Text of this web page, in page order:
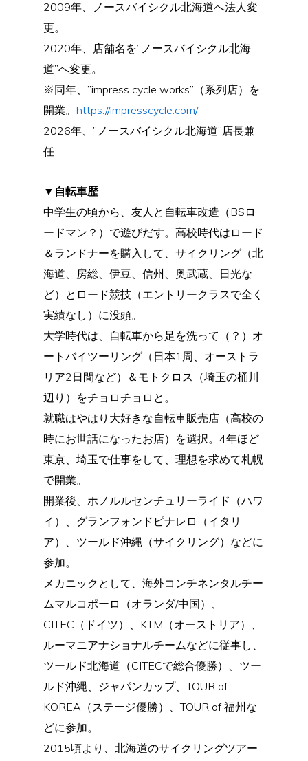
2009年、ノースバイシクル北海道へ法人変
更。
2020年、店舗名を”ノースバイシクル北海
道”へ変更。
※同年、”impress cycle works”（系列店）を
開業。 https://impresscycle.com/
2026年、”ノースバイシクル北海道”店長兼
任
▼自転車歴
中学生の頃から、友人と自転車改造（BSロ
ードマン？）で遊びだす。高校時代はロード
＆ランドナーを購入して、サイクリング（北
海道、房総、伊豆、信州、奥武蔵、日光な
ど）とロード競技（エントリークラスで全く
実績なし）に没頭。
大学時代は、自転車から足を洗って（？）オ
ートバイツーリング（日本1周、オーストラ
リア2日間など）＆モトクロス（埼玉の桶川
辺り）をチョロチョロと。
就職はやはり大好きな自転車販売店（高校の
時にお世話になったお店）を選択。4年ほど
東京、埼玉で仕事をして、理想を求めて札幌
で開業。
開業後、ホノルルセンチュリーライド（ハワ
イ）、グランフォンドピナレロ（イタリ
ア）、ツールド沖縄（サイクリング）などに
参加。
メカニックとして、海外コンチネンタルチー
ムマルコポーロ（オランダ/中国）、
CITEC（ドイツ）、KTM（オーストリア）、
ルーマニアナショナルチームなどに従事し、
ツールド北海道（CITECで総合優勝）、ツー
ルド沖縄、ジャパンカップ、TOUR of
KOREA（ステージ優勝）、TOUR of 福州な
どに参加。
2015頃より、北海道のサイクリングツアー